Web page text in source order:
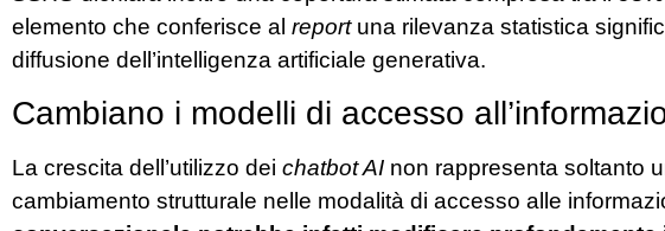
elemento che conferisce al reportuna rilevanza statistica
diffusione dell’intelligenza artificiale generativa.
Cambiano i modelli di accesso
La crescita dell’utilizzo dei chatbot AI non rappresenta soltanto
cambiamento strutturale nelle modalità di accesso alle